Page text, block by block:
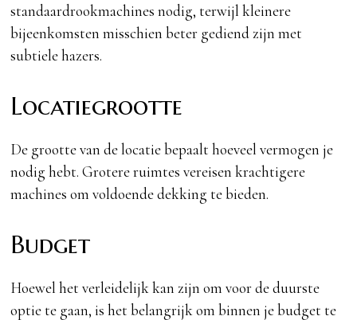
standaardrookmachines nodig, terwijl kleinere
bijeenkomsten misschien beter gediend zijn met
subtiele hazers.
Locatiegrootte
De grootte van de locatie bepaalt hoeveel vermogen je
nodig hebt. Grotere ruimtes vereisen krachtigere
machines om voldoende dekking te bieden.
Budget
Hoewel het verleidelijk kan zijn om voor de duurste
optie te gaan, is het belangrijk om binnen je budget te